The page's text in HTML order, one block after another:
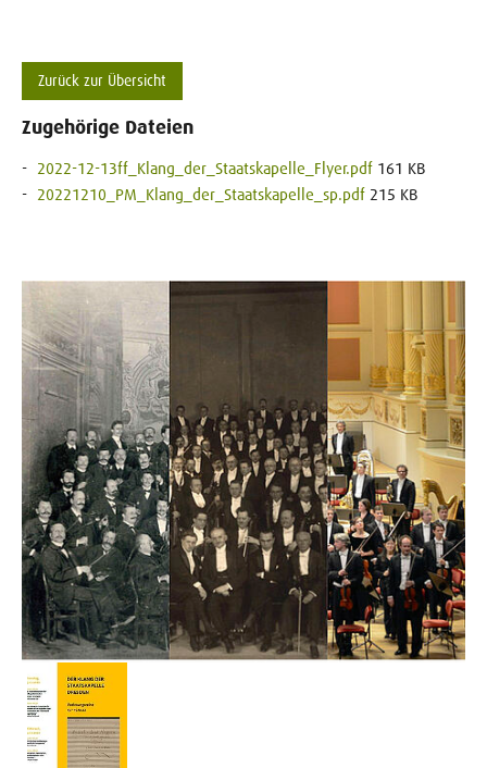
Zurück zur Übersicht
Zugehörige Dateien
2022-12-13ff_Klang_der_Staatskapelle_Flyer.pdf 161 KB
20221210_PM_Klang_der_Staatskapelle_sp.pdf 215 KB